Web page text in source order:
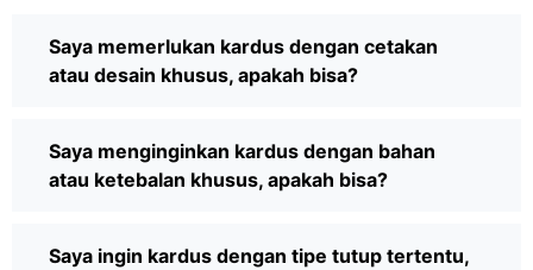
Saya memerlukan kardus dengan cetakan
atau desain khusus, apakah bisa?
Saya menginginkan kardus dengan bahan
atau ketebalan khusus, apakah bisa?
Saya ingin kardus dengan tipe tutup tertentu,